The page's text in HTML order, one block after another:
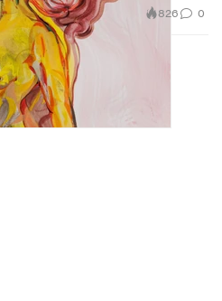
826 0